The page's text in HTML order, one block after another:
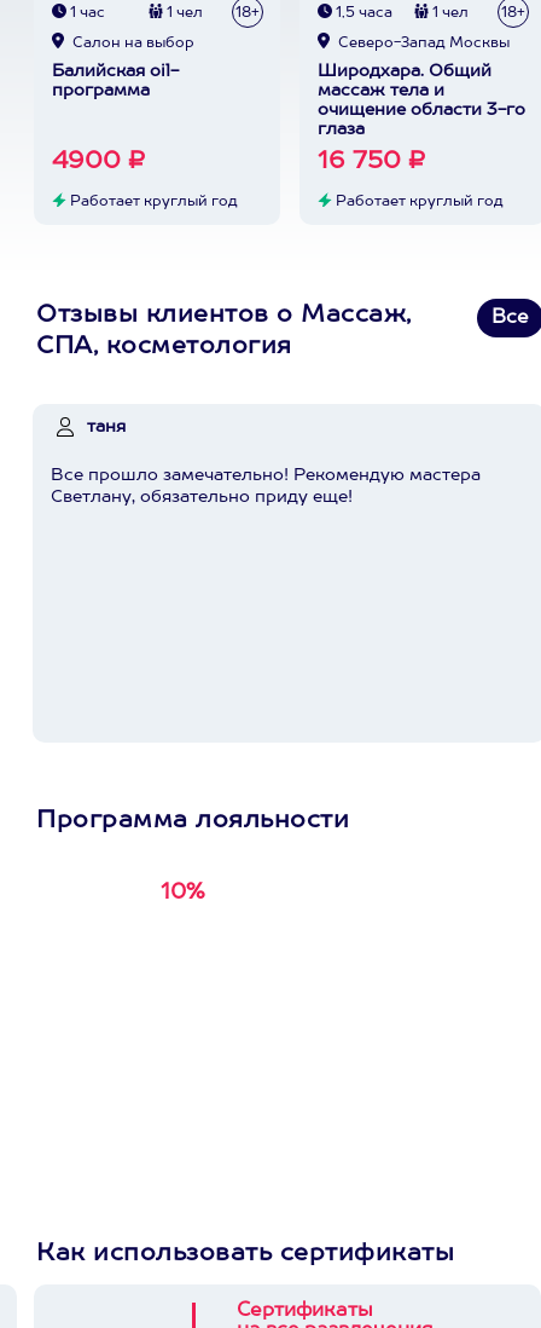
1 час 1 чел 18+
Cалон на выбор
Балийская oil-
программа
4900 ₽
Работает круглый год
1,5 часа 1 чел 18+
Северо-Запад Москвы
Широдхара. Общий
массаж тела и
очищение области 3-го
глаза
16 750 ₽
Работает круглый год
Отзывы клиентов о Массаж,
СПА, косметология
Все
таня
Все прошло замечательно! Рекомендую мастера
Светлану, обязательно приду еще!
Программа лояльности
10%
Как использовать сертификаты
Сертификаты